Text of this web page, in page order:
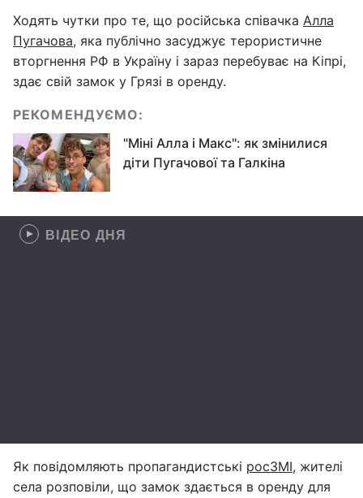
Ходять чутки про те, що російська співачка Алла
Пугачова, яка публічно засуджує терористичне
вторгнення РФ в Україну і зараз перебуває на Кіпрі,
здає свій замок у Грязі в оренду.
РЕКОМЕНДУЄМО:
"Міні Алла і Макс": як змінилися
діти Пугачової та Галкіна
ВІДЕО ДНЯ
Як повідомляють пропагандистські росЗМІ, жителі
села розповіли, що замок здається в оренду для